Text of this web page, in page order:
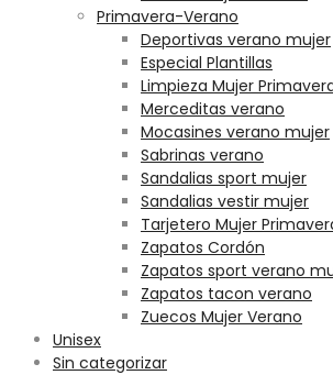
Primavera-Verano
Deportivas verano mujer
Especial Plantillas
Limpieza Mujer
Merceditas verano
Mocasines verano mujer
Sabrinas verano
Sandalias sport mujer
Sandalias vestir mujer
Tarjetero Mujer
Zapatos Cordón
Zapatos sport verano
Zapatos tacon verano
Zuecos Mujer Verano
Unisex
Sin categorizar